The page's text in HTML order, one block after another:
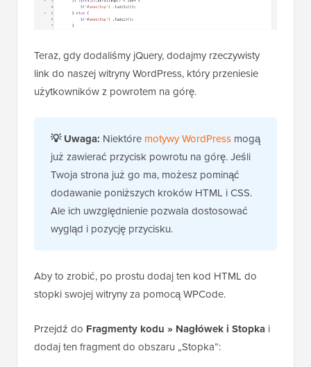
Teraz, gdy dodaliśmy jQuery, dodajmy rzeczywisty
link do naszej witryny WordPress, który przeniesie
użytkowników z powrotem na górę.
💡Uwaga: Niektóre motywy WordPress mogą
już zawierać przycisk powrotu na górę. Jeśli
Twoja strona już go ma, możesz pominąć
dodawanie poniższych kroków HTML i CSS.
Ale ich uwzględnienie pozwala dostosować
wygląd i pozycję przycisku.
Aby to zrobić, po prostu dodaj ten kod HTML do
stopki swojej witryny za pomocą WPCode.
Przejdź do Fragmenty kodu » Nagłówek i Stopka i
dodaj ten fragment do obszaru „Stopka”: